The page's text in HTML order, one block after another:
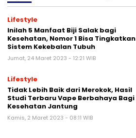
Lifestyle
Inilah 5 Manfaat Biji Salak bagi
Kesehatan, Nomor 1 Bisa Tingkatkan
Sistem Kekebalan Tubuh
Jumat, 24 Maret 2023 - 12:21 WIB
Lifestyle
Tidak Lebih Baik dari Merokok, Hasil
Studi Terbaru Vape Berbahaya Bagi
Kesehatan Jantung
Kamis, 2 Maret 2023 - 08:11 WIB